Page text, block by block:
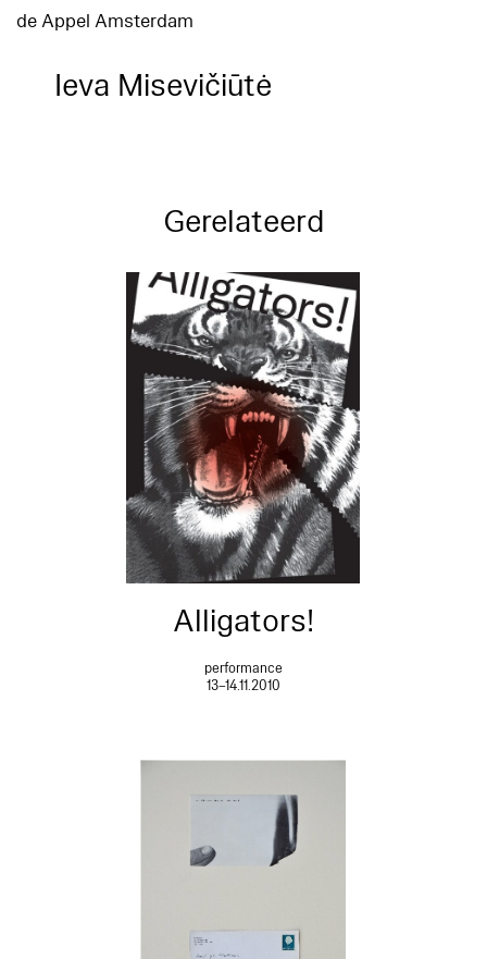
de Appel Amsterdam
Ieva Misevičiūtė
Gerelateerd
Alligators!
performance
13–14.11.2010